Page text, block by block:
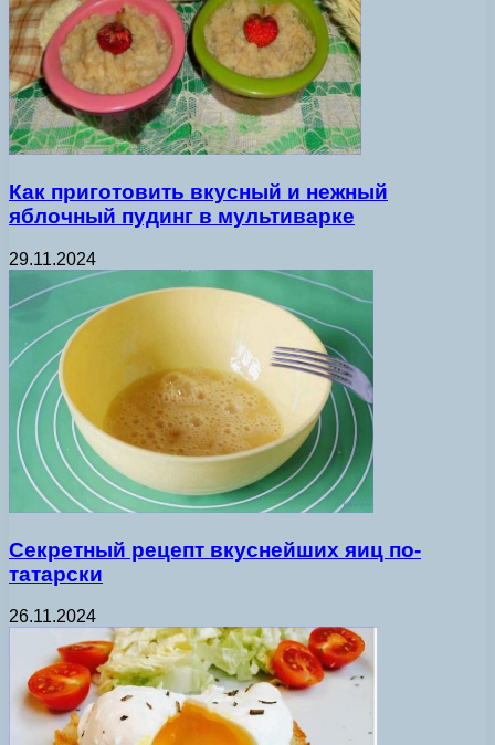
Как приготовить вкусный и нежный
яблочный пудинг в мультиварке
29.11.2024
Секретный рецепт вкуснейших яиц по-
татарски
26.11.2024